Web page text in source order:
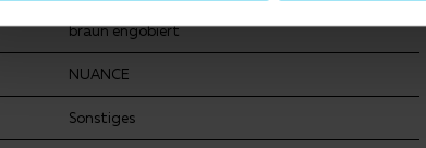
braun engobiert
NUANCE
Sonstiges